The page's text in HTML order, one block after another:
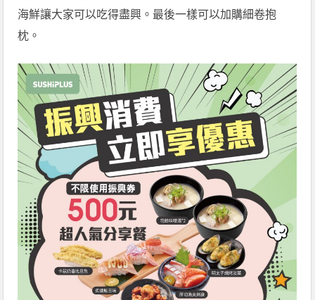
海鮮讓大家可以吃得盡興。最後一樣可以加購細卷抱
枕。